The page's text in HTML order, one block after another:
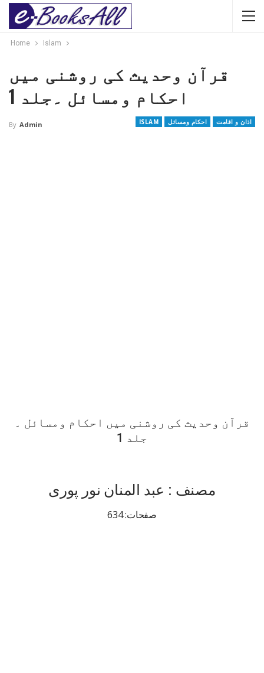
Home Islam
قرآن وحدیث کی روشنی میں
احکام ومسائل ۔جلد 1
ISLAM احکام ومسائل اذان و اقامت By Admin
قرآن وحدیث کی روشنی میں احکام ومسائل ۔
جلد 1
مصنف : عبد المنان نور پوری
صفحات: 634